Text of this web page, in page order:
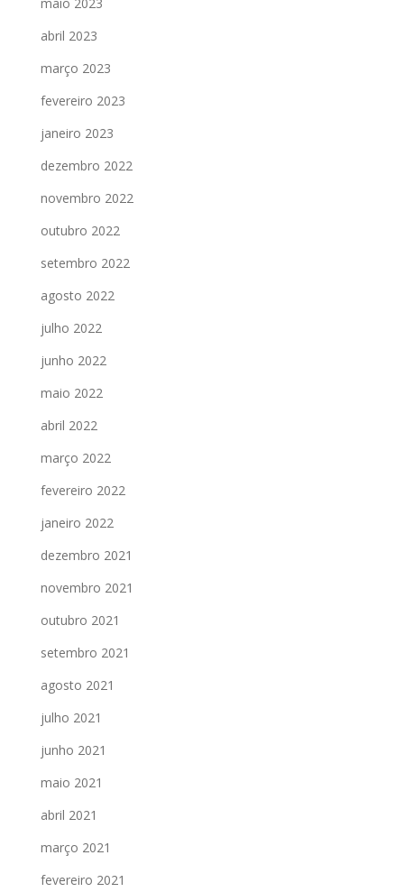
abril 2023
março 2023
fevereiro 2023
janeiro 2023
dezembro 2022
novembro 2022
outubro 2022
setembro 2022
agosto 2022
julho 2022
junho 2022
maio 2022
abril 2022
março 2022
fevereiro 2022
janeiro 2022
dezembro 2021
novembro 2021
outubro 2021
setembro 2021
agosto 2021
julho 2021
junho 2021
maio 2021
abril 2021
março 2021
fevereiro 2021